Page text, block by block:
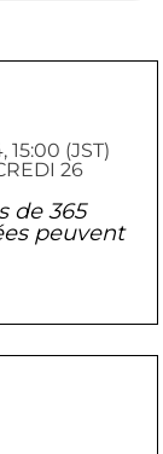
(JST)
26
de 365
peuvent